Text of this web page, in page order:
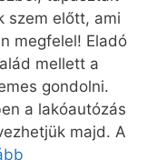
szem előtt, ami
megfelel! Eladó
mellett a
gondolni.
a lakóautózás
majd. A